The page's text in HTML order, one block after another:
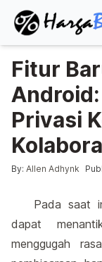
Fitur
Privasi
Posted by
By: Allen Adhynk
Pada saat
dapat
menggugah